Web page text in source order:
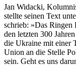
Jan Widacki,
stellte seinen Text
schrieb: »Das Ringen
den letzten 300
die Ukraine mit einer
Union an die Stelle
sein. Geht es uns